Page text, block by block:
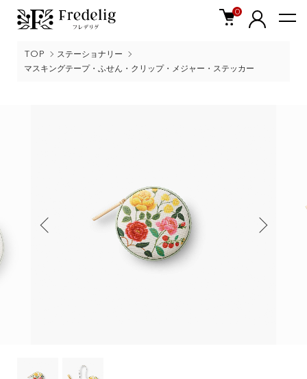
0
TOP
ステーショナリー
マスキングテープ・ふせん・クリップ・メジャー・ステッカー